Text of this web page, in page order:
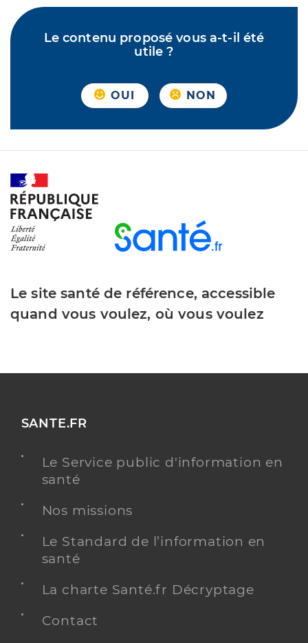
Le contenu proposé vous a-t-il été
utile ?
OUI NON
Le site santé de référence, accessible
quand vous voulez, où vous voulez
SANTE.FR
Le Service public d'information en
santé
Nos missions
Le Standard de l’information en
santé
La charte Santé.fr Décryptage
Contact